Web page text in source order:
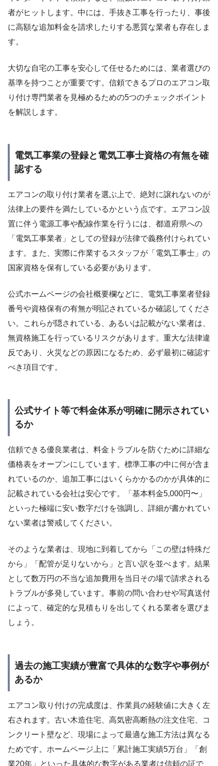
者がヒットします。中には、手抜き工事を行ったり、事後
に高額な追加料金を請求したりする悪質な業者も存在しま
す。
大切な自宅の工事を安心して任せるためには、業者選びの
基準を持つことが重要です。信頼できるプロのエアコン取
り付け専門業者を見極めるための5つのチェックポイント
を解説します。
電気工事業の登録と電気工事士資格の有無を確
認する
エアコンの取り付け業者を選ぶ上で、絶対に譲れないのが
法律上の要件を満たしているかという点です。エアコン設
置に伴う電源工事や配線作業を行うには、都道府県への
「電気工事業者」としての登録が法律で義務付けられてい
ます。また、実際に作業するスタッフが「電気工事士」の
国家資格を保有している必要があります。
公式ホームページの会社概要欄などに、電気工事業者登録
番号や資格保有の有無が明記されているか確認してくださ
い。これらが隠されている、あるいは記載がない業者は、
無資格施工を行っているリスクがあります。重大な法律違
反であり、火災などの原因になるため、必ず最初に確認す
べき項目です。
公式サイト等で料金体系が明確に開示されてい
るか
信頼できる優良業者は、料金トラブルを防ぐために詳細な
価格表をオープンにしています。標準工事の中に何が含ま
れているのか、追加工事にはいくらかかるのかが具体的に
記載されている会社は安心です。「基本料金5,000円〜」
といった極端に安い数字だけを強調し、詳細が書かれてい
ない業者は警戒してください。
そのような業者は、現地に到着してから「この壁は特殊だ
から」「配管が足りないから」と言い訳を並べます。結果
として数万円の不当な追加費用を当日その場で請求される
トラブルが多発しています。事前の問い合わせや写真送付
によって、確定的な見積もりを出してくれる業者を選びま
しょう。
過去の施工実績が豊富で具体的な数字や事例が
あるか
エアコン取り付けの完成度は、作業員の経験値に大きく左
右されます。古い木造住宅、高気密高断熱の注文住宅、コ
ンクリート壁など、現場によって最適な施工方法は異なる
ためです。ホームページ上に「累計施工実績5万台」「創
業20年」といった具体的な数字がある業者は信頼の証で